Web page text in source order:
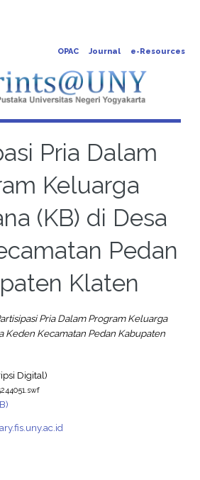
OPAC Journal e-Resources
Pria Dalam
Keluarga
(KB) di Desa
Pedan
Klaten
Pria Dalam Program Keluarga
Keden Kecamatan Pedan Kabupaten
Digital)